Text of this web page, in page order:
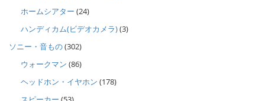
ホームシアター (24)
ハンディカム(ビデオカメラ)(3)
ソニー・音もの(302)
ウォークマン (86)
ヘッドホン・イヤホン (178)